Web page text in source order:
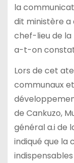
la
dit ministère a
chef-lieu de la
a-t-on
Lors de cet
communaux
de Cankuzo,
général a.i de
indiqué que la